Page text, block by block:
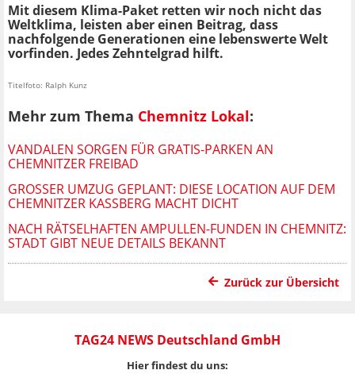
Mit diesem Klima-Paket retten wir noch nicht das
Weltklima, leisten aber einen Beitrag, dass
nachfolgende Generationen eine lebenswerte Welt
vorfinden. Jedes Zehntelgrad hilft.
Titelfoto: Ralph Kunz
Mehr zum Thema Chemnitz Lokal:
VANDALEN SORGEN FÜR GRATIS-PARKEN AN
CHEMNITZER FREIBAD
GROSSER UMZUG GEPLANT: DIESE LOCATION AUF DEM C
HEMNITZER KASSBERG MACHT DICHT
NACH RÄTSELHAFTEN AMPULLEN-FUNDEN IN CHEMNITZ:
STADT GIBT NEUE DETAILS BEKANNT
Zurück zur Übersicht
TAG24 NEWS Deutschland GmbH
Hier findest du uns: